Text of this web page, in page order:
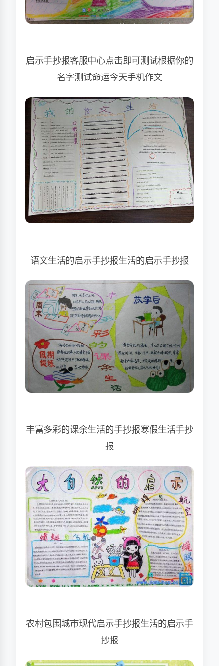
启示手抄报客服中心点击即可测试根据你的
名字测试命运今天手机作文
语文生活的启示手抄报生活的启示手抄报
丰富多彩的课余生活的手抄报寒假生活手抄
报
农村包围城市现代启示手抄报生活的启示手
抄报